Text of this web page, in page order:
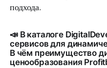
подхода.
📣 В каталоге
сервисов для
В чём преимущество
ценообразования